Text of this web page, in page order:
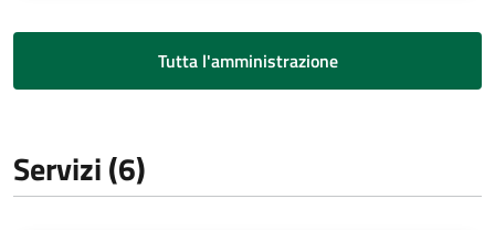
Tutta l'amministrazione
Servizi (6)